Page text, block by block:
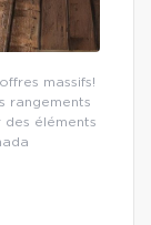
massifs!
rangements
des éléments